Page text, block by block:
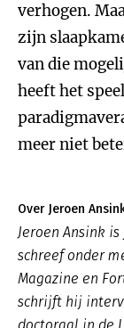
verhogen.
zijn
van die
heeft het
meer niet
Over Jeroen
Jeroen Ansink
schreef onder
Magazine en
schrijft hij